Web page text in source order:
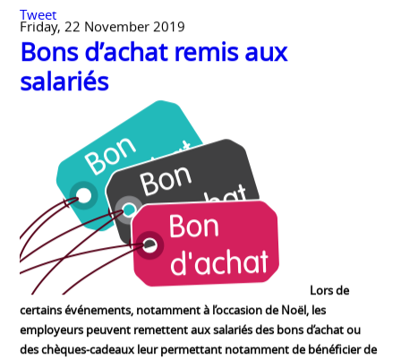
Tweet
Friday, 22 November 2019
Bons d’achat remis aux
Lors de
certains événements, notamment à l’occasion de Noël, les